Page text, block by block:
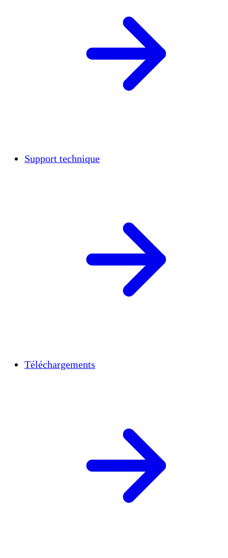
Support technique
Téléchargements